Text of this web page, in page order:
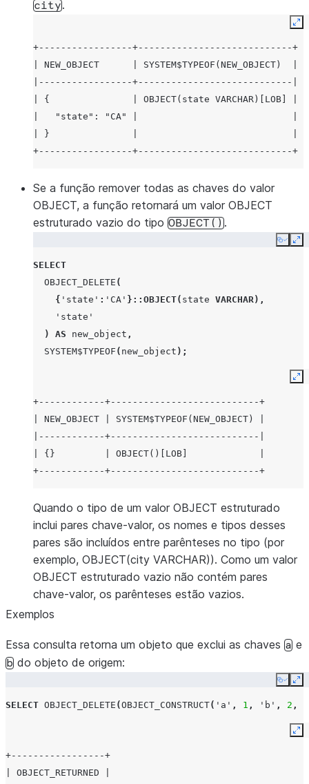
city.
+-----------------+----------------------------+
| NEW_OBJECT      | SYSTEM$TYPEOF(NEW_OBJECT)  |
|-----------------+----------------------------|
| {               | OBJECT(state VARCHAR)[LOB] |
|   "state": "CA" |                            |
| }               |                            |
+-----------------+----------------------------+
Se a função remover todas as chaves do valor
OBJECT, a função retornará um valor OBJECT
estruturado vazio do tipo OBJECT().
Copy
SELECT
OBJECT_DELETE (
{ 'state' : 'CA' } ::OBJECT( state VARCHAR),
'state'
)
AS new_object ,
SYSTEM$TYPEOF ( new_object );
+------------+---------------------------+
| NEW_OBJECT | SYSTEM$TYPEOF(NEW_OBJECT) |
|------------+---------------------------|
| {}         | OBJECT()[LOB]             |
+------------+---------------------------+
Quando o tipo de um valor OBJECT estruturado
inclui pares chave-valor, os nomes e tipos desses
pares são incluídos entre parênteses no tipo (por
exemplo, OBJECT(city VARCHAR)). Como um valor
OBJECT estruturado vazio não contém pares
chave-valor, os parênteses estão vazios.
Exemplos
Essa consulta retorna um objeto que exclui as chaves a e
b do objeto de origem:
Copy
SELECT OBJECT_DELETE (OBJECT_CONSTRUCT( 'a' , 1 , 'b' , 2 ,
+-----------------+
| OBJECT_RETURNED |